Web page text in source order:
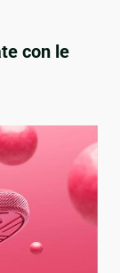
con le